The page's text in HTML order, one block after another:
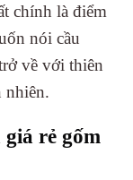
chính là điểm
nói cầu
về với thiên
nhiên.
rẻ gốm